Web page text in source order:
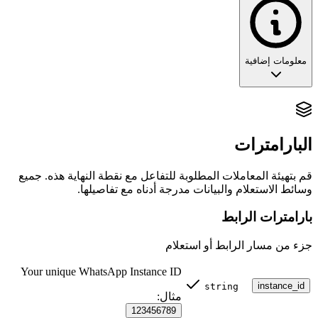
معلومات إضافية
حارس البوابة: التحقق من أرقام الهواتف
نقطة النهاية /v2/contacts/check-exists
ضد البيانات منخفضة الجودة. فهي تستعلم من دليل واتساب العالمي
للتحقق مما إذا كان رقم الهاتف يوافق حساب واتساب نشطاً.
🏗️ لماذا هذا أمر بالغ الأهمية؟
إرسال رسائل إلى أرقام غير صالحة هو أحد أسرع الطرق لتعرض
الإشارة
: إذا حاولت مراسلة رقم غير موجود وفشلت، فإن
خوارزميات واتساب تصنف حسابك كـ "مرسل عشوائي".
البارامترات
قم بتهيئة المعاملات المطلوبة للتفاعل مع نقطة النهاية هذه. جميع
وسائط الاستعلام والبيانات مدرجة أدناه مع تفاصيلها.
بارامترات الرابط
جزء من مسار الرابط أو استعلام
instance_id
string
Your unique WhatsApp Instance ID
مثال:
123456789